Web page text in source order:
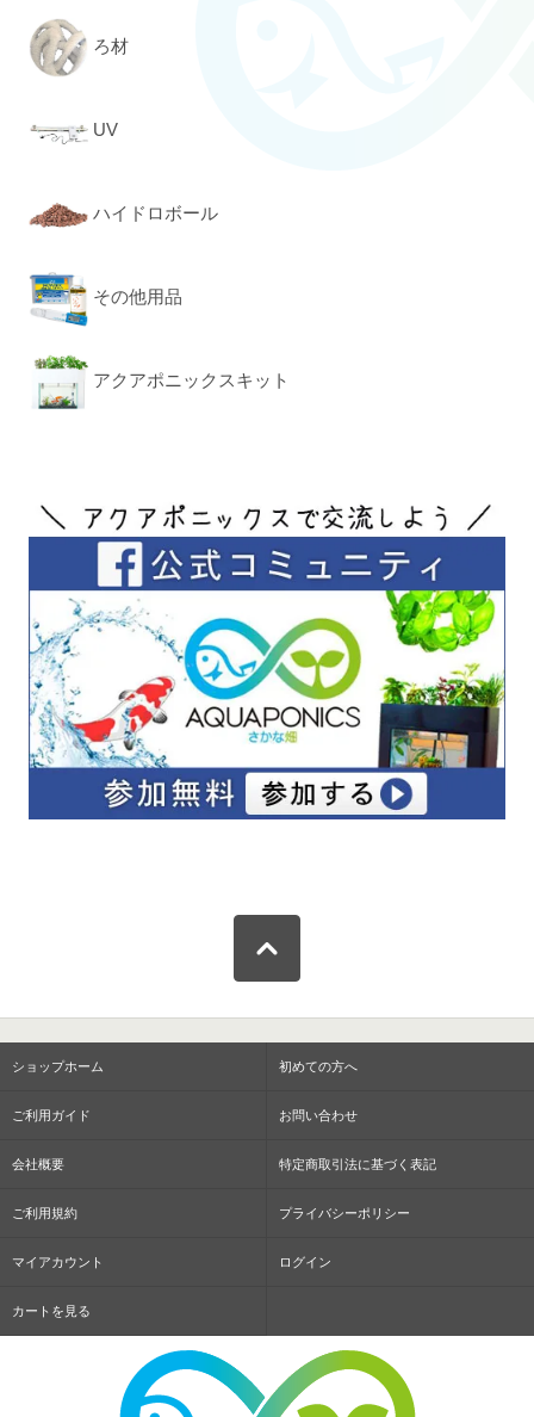
ろ材
UV
ハイドロボール
その他用品
アクアポニックスキット
ショップホーム 初めての方へ
ご利用ガイド お問い合わせ
会社概要 特定商取引法に基づく表記
ご利用規約 プライバシーポリシー
マイアカウント ログイン
カートを見る